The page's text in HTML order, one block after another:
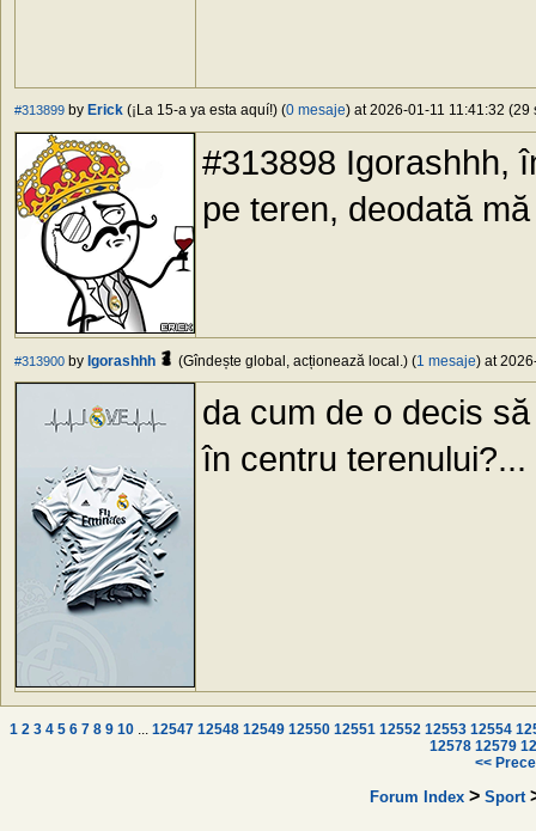
#313899 by Erick (¡La 15-a ya esta aquí!) (0 mesaje) at 2026-01-11 11:41:32 (29
#313898 Igorashhh,
pe teren, deodată
#313900 by Igorashhh (Gîndește global, acționează local.) (1 mesaje) at
da cum de o decis
în centru terenului?...
1 2 3 4 5 6 7 8 9 10 ... 12547 12548 12549 12550 12551 12552 12553 12554
12578 12579
<<
Forum Index > Sport